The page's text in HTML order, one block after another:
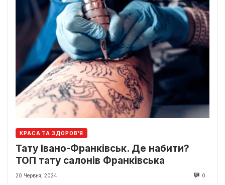
КРАСА ТА ЗДОРОВ'Я
Тату Івано-Франківськ. Де набити?
ТОП тату салонів Франківська
20 Червня, 2024 0